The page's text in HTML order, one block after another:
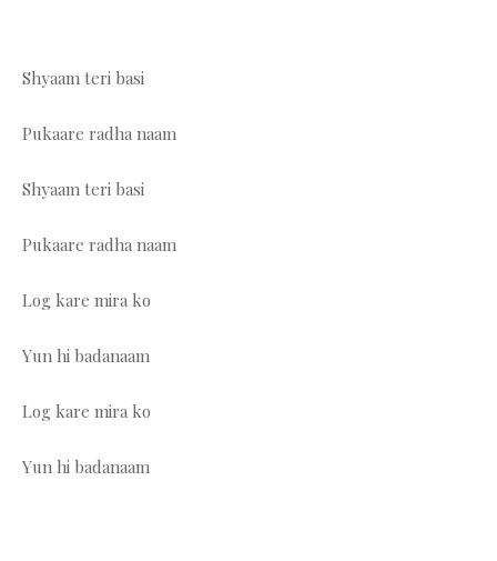
Shyaam teri basi
Pukaare radha naam
Shyaam teri basi
Pukaare radha naam
Log kare mira ko
Yun hi badanaam
Log kare mira ko
Yun hi badanaam